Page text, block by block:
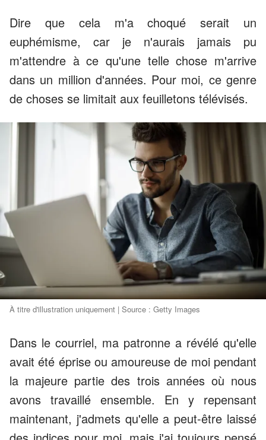
Dire que cela m'a choqué serait un
euphémisme, car je n'aurais jamais pu
m'attendre à ce qu'une telle chose m'arrive
dans un million d'années. Pour moi, ce genre
de choses se limitait aux feuilletons télévisés.
À titre d'illustration uniquement | Source : Getty Images
Dans le courriel, ma patronne a révélé qu'elle
avait été éprise ou amoureuse de moi pendant
la majeure partie des trois années où nous
avons travaillé ensemble. En y repensant
maintenant, j'admets qu'elle a peut-être laissé